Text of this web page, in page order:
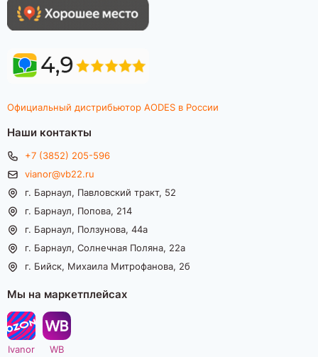
Официальный дистрибьютор AODES в России
Наши контакты
+7 (3852) 205-596
vianor@vb22.ru
г. Барнаул, Павловский тракт, 52
г. Барнаул, Попова, 214
г. Барнаул, Ползунова, 44а
г. Барнаул, Солнечная Поляна, 22а
г. Бийск, Михаила Митрофанова, 2б
Мы на маркетплейсах
Ivanor WB